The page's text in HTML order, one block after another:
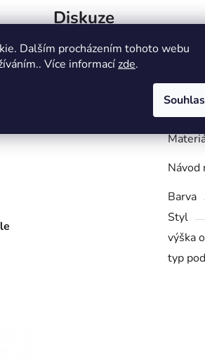
Dalším procházením tohoto webu
Více informacízde.
Diskuze
avzdušných modelů pro
Návod
Barva
Styl
výška
typ